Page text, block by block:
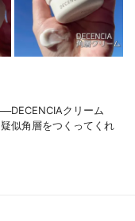
クリーム
似角層をつくってくれ